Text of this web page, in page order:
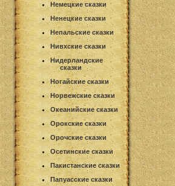
Немецкие сказки
Ненецкие сказки
Непальские сказки
Нивхские сказки
Нидерландские
сказки
Ногайские сказки
Норвежские сказки
Океанийские сказки
Орокские сказки
Орочские сказки
Осетинские сказки
Пакистанские сказки
Папуасские сказки